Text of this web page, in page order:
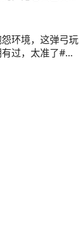
环境，这弹弓玩
过，太准了#弹